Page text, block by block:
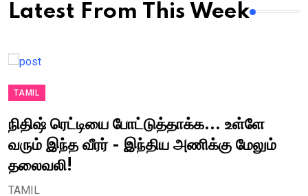
Latest From This Week
TAMIL
நிதிஷ் ரெட்டியை போட்டுத்தாக்க... உள்ளே
வரும் இந்த வீரர் - இந்திய அணிக்கு மேலும்
தலைவலி!
TAMIL